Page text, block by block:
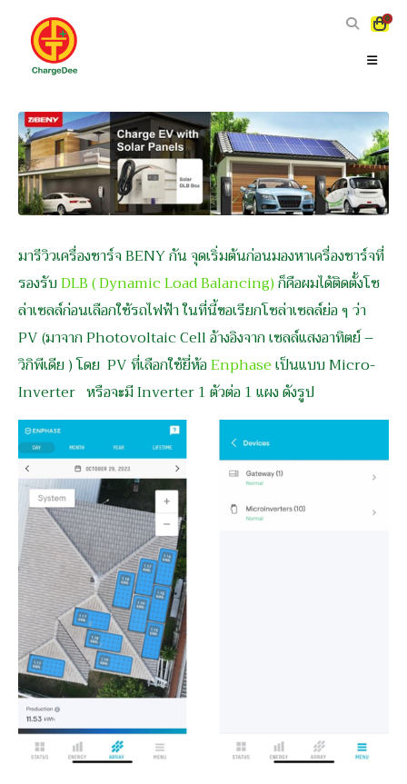
0
มารีวิวเครื่องชาร์จ BENY กัน จุดเริ่มต้นก่อนมองหาเครื่องชาร์จที่
รองรับDLB ( Dynamic Load Balancing)ก็คือผมได้ติดตั้งโซ
ล่าเซลล์ก่อนเลือกใช้รถไฟฟ้า ในที่นี้ขอเรียกโซล่าเซลล์ย่อ ๆ ว่า
PV (มาจาก Photovoltaic Cell อ้างอิงจาก เซลล์แสงอาทิตย์ –
วิกิพีเดีย ) โดย PV ที่เลือกใช้ยี่ห้อEnphaseเป็นแบบ Micro-
Inverter หรือจะมี Inverter 1 ตัวต่อ 1 แผง ดังรูป